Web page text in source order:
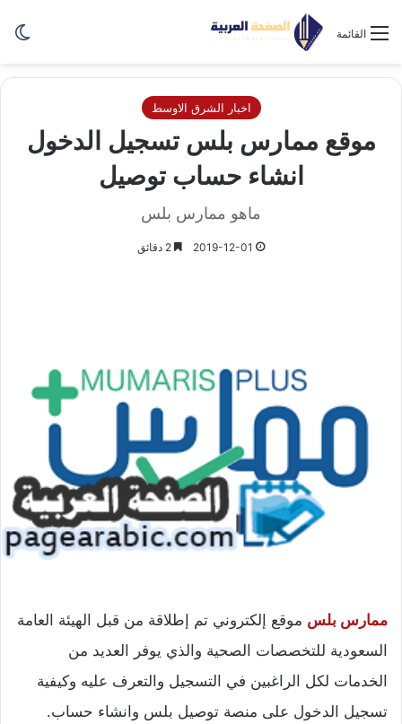
القائمة
اخبار الشرق الاوسط
موقع ممارس بلس تسجيل الدخول
انشاء حساب توصيل
ماهو ممارس بلس
2019-12-01
ممارس بلس موقع إلكتروني تم إطلاقة من قبل الهيئة العامة
السعودية للتخصصات الصحية والذي يوفر العديد من
الخدمات لكل الراغبين في التسجيل والتعرف عليه وكيفية
تسجيل الدخول على منصة توصيل بلس وانشاء حساب.